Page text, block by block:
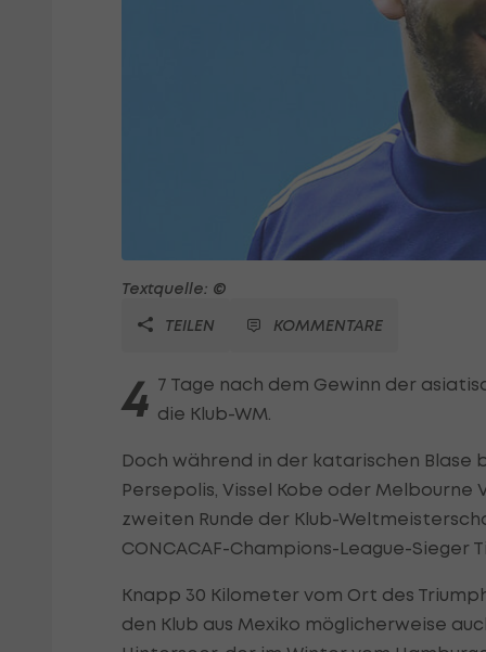
Textquelle: ©
TEILEN
KOMMENTARE
4 7 Tage nach dem Gewinn der
die Klub-WM.
Doch während in der katarischen Blase
Persepolis, Vissel Kobe oder
zweiten Runde der Klub-
CONCACAF-Champions-League-Sieger
Knapp 30 Kilometer vom Ort des
den Klub aus Mexiko möglicherweise